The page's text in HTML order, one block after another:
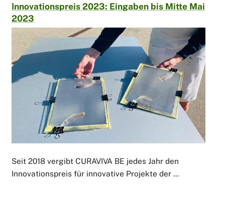
Innovationspreis 2023: Eingaben bis Mitte Mai
2023
Seit 2018 vergibt CURAVIVA BE jedes Jahr den
Innovationspreis für innovative Projekte der ...